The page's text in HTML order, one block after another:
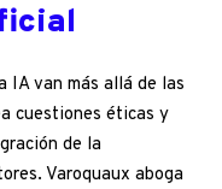
IA van más allá de las
cuestiones éticas y
de la
Varoquaux aboga